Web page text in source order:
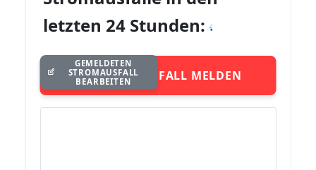
letzten 24 Stunden:
STROMAUSFALL MELDEN
GEMELDETEN
STROMAUSFALL
BEARBEITEN